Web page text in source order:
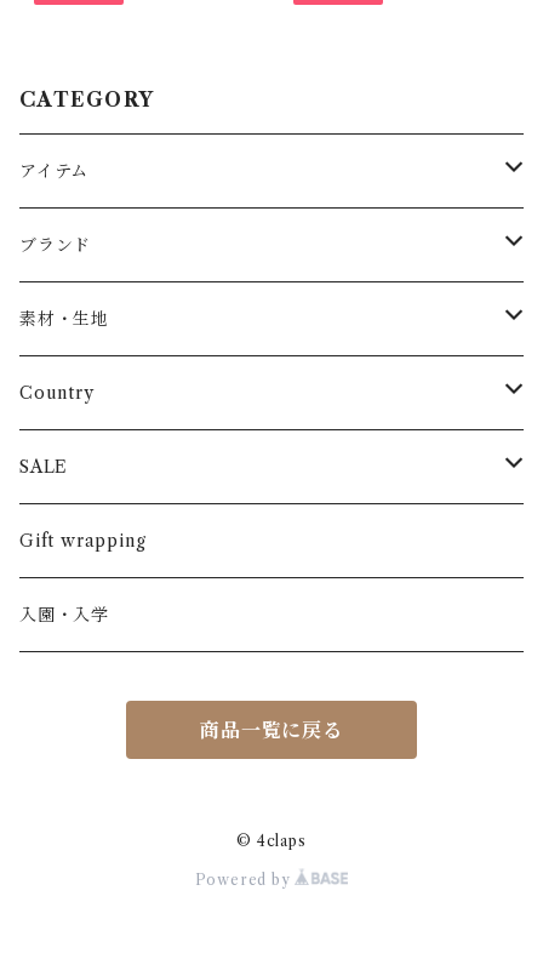
CATEGORY
アイテム
Baby
トップス
長袖
半袖
パンツ
長ズボン
半ズボン
スカート
ワンピース
カーディガン / 羽織もの
ブランド
AS WE GROW
ARCH&LINE
BABE & TESS
BOBOCHOSES
BONHEUR DU JOUR
素材・生地
コットン 100%
リネン( 麻 )
ウール
アルパカ
Country
France / フランス
Italy / イタリア
NY / ニューヨーク
Spain / スペイン
SALE
男の子
女の子
くつ・帽子・Bag
Gift wrapping
入園・入学
商品一覧に戻る
© 4claps
Powered by